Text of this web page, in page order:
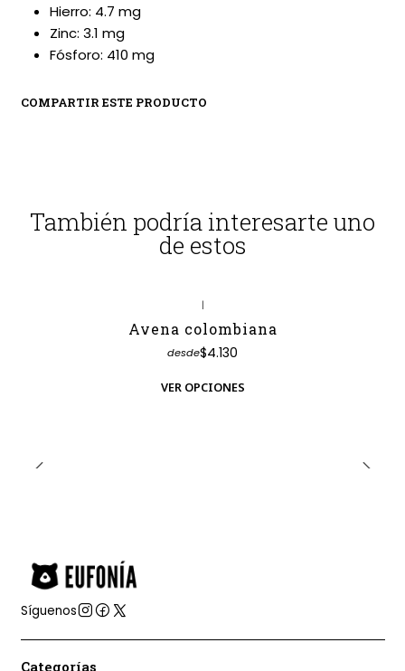
Hierro: 4.7 mg
Zinc: 3.1 mg
Fósforo: 410 mg
COMPARTIR ESTE PRODUCTO
También podría interesarte uno
de estos
|
Avena colombiana
desde$4.130
VER OPCIONES
Síguenos
Categorías